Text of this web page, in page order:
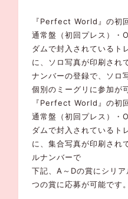
『Perfect World』の初
通常盤（初回プレス）・
ダムで封入されているト
に、ソロ写真が印刷され
ナンバーの登録で、ソロ
個別のミーグリに参加が
『Perfect World』の初
通常盤（初回プレス）・
ダムで封入されているト
に、集合写真が印刷され
ルナンバーで
下記、A～Dの賞にシリ
つの賞に応募が可能です。